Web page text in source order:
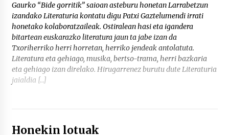
Gaurko “Bide gorritik” saioan asteburu honetan Larrabetzun
izandako Literaturia kontatu digu Patxi Gaztelumendi irrati
honetako kolaboratzaileak. Ostiralean hasi eta igandera
bitartean euskarazko literatura jaun ta jabe izan da
Txoriherriko herri horretan, herriko jendeak antolatuta.
Literatura eta gehiago, musika, bertso-trama, herri bazkaria
eta gehiago izan direlako. Hirugarrenez burutu dute Literaturia
jaialdia […]
Honekin lotuak